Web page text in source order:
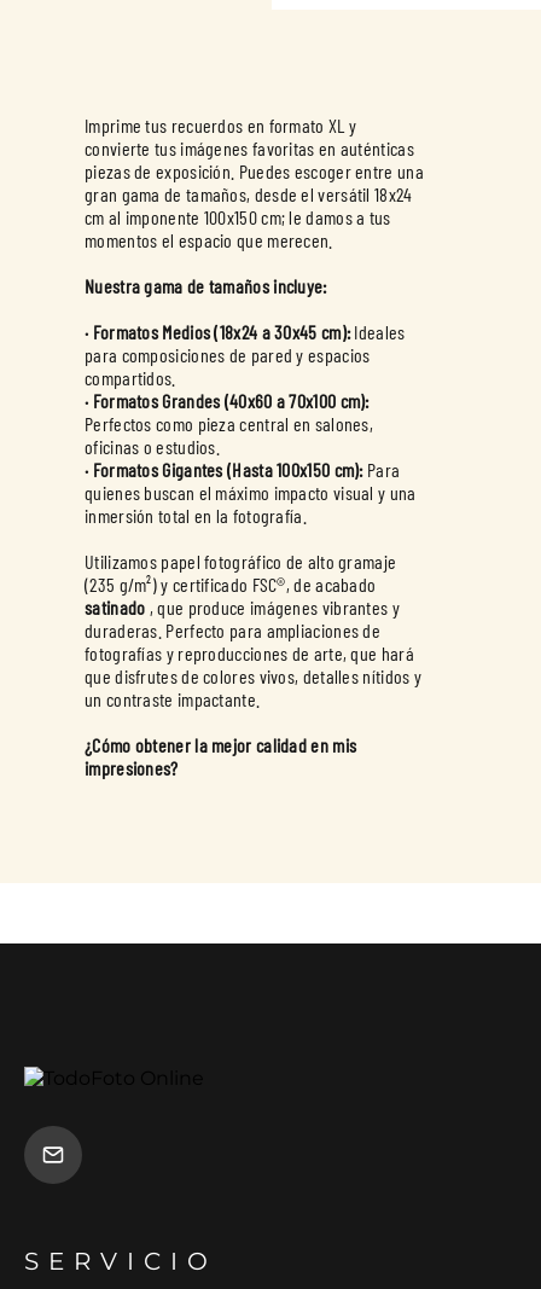
Imprime tus recuerdos en formato XL y
convierte tus imágenes favoritas en auténticas
piezas de exposición. Puedes escoger entre una
gran gama de tamaños, desde el versátil 18x24
cm al imponente 100x150 cm; le damos a tus
momentos el espacio que merecen.
Nuestra gama de tamaños incluye:
· Formatos Medios (18x24 a 30x45 cm):Ideales
para composiciones de pared y espacios
· Formatos Grandes (40x60 a 70x100 cm):
Perfectos como pieza central en salones,
· Formatos Gigantes (Hasta 100x150 cm): Para
quienes buscan el máximo impacto visual y una
inmersión total en la fotografía.
Utilizamos papel fotográfico de alto gramaje
(235 g/m²) y certificado FSC®, de acabado
satinado , que produce imágenes vibrantes y
duraderas. Perfecto para ampliaciones de
fotografías y reproducciones de arte, que hará
que disfrutes de colores vivos, detalles nítidos y
un contraste impactante.
¿Cómo obtener la mejor calidad en mis
impresiones?
SERVICIO